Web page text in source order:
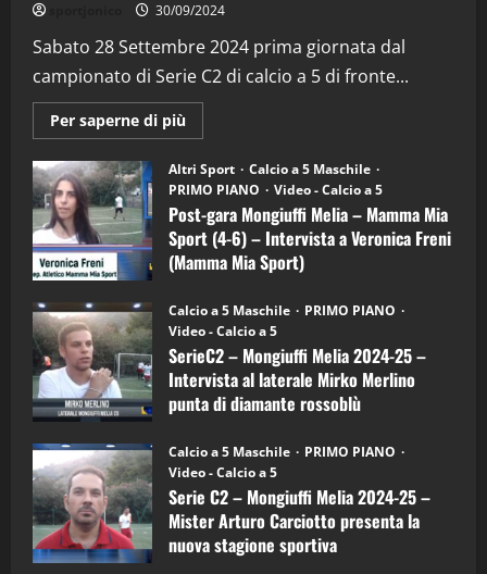
30/09/2024
Sabato 28 Settembre 2024 prima giornata dal
campionato di Serie C2 di calcio a 5 di fronte...
Per saperne di più
informazioni
Post-
gara
Mongiuffi
Melia
–
Mamma
Mia
Sport
6)
–
Intervista
a
mister
Arturo
Carciotto
(Mongiuffi
Altri Sport
Calcio a 5 Maschile
PRIMO PIANO
Video - Calcio a 5
Post-gara Mongiuffi Melia – Mamma Mia
Sport (4-6) – Intervista a Veronica Freni
(Mamma Mia Sport)
Calcio a 5 Maschile
PRIMO PIANO
Video - Calcio a 5
SerieC2 – Mongiuffi Melia 2024-25 –
Intervista al laterale Mirko Merlino
punta di diamante rossoblù
Calcio a 5 Maschile
PRIMO PIANO
Video - Calcio a 5
Serie C2 – Mongiuffi Melia 2024-25 –
Mister Arturo Carciotto presenta la
nuova stagione sportiva
2
“SportEmpire” in Podcast: 29^ Puntata
(Martedi 28 Aprile 2026)
28/04/2026
3
"SportEmpire" in Podcast
“SportEmpire” in Podcast: 28^ Puntata
(Martedi 21 Aprile 2026)
21/04/2026
4
“SportEmpire” in Podcast: 27^ Puntata
(Martedi 14 Aprile 2026)
15/04/2026
5
“SportEmpire” in Podcast: 26^ Puntata
(Martedi 07 Aprile 2026)
08/04/2026